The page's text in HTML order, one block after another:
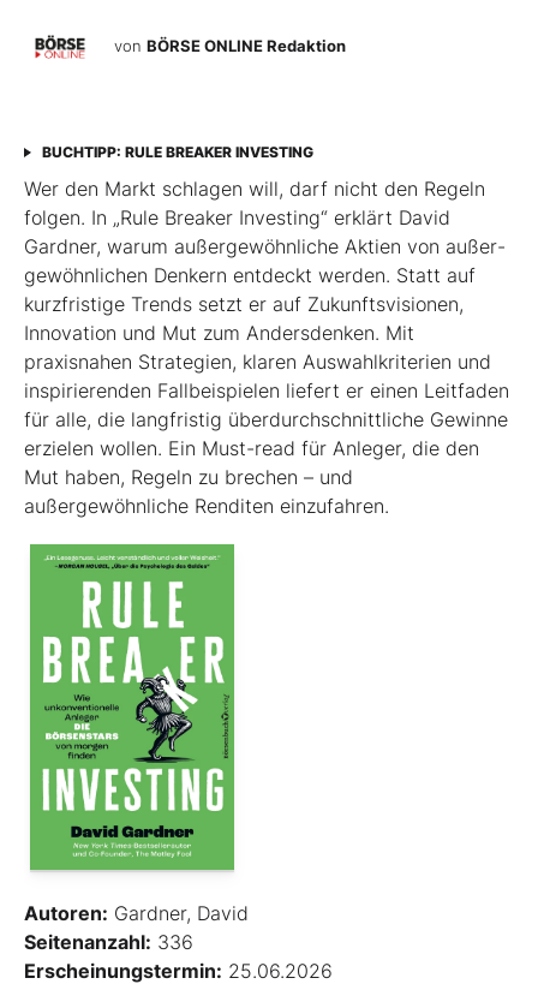
von BÖRSE ONLINE Redaktion
BUCHTIPP: RULE BREAKER INVESTING
Wer den Markt schlagen will, darf nicht den Regeln
folgen. In „Rule Breaker Investing“ erklärt David
Gardner, warum außergewöhnliche Aktien von außer­
gewöhnlichen Denkern entdeckt werden. Statt auf
kurzfristige Trends setzt er auf Zukunftsvisionen,
Innovation und Mut zum Andersdenken. Mit
praxisnahen Strategien, klaren Auswahlkriterien und
inspirierenden Fallbeispielen liefert er einen Leit­faden
für alle, die langfristig überdurchschnittliche Gewinne
erzielen wollen. Ein Must-read für Anleger, die den
Mut haben, Regeln zu brechen – und
außergewöhnliche Renditen einzufahren.
Autoren: Gardner, David
Seitenanzahl: 336
Erscheinungstermin: 25.06.2026